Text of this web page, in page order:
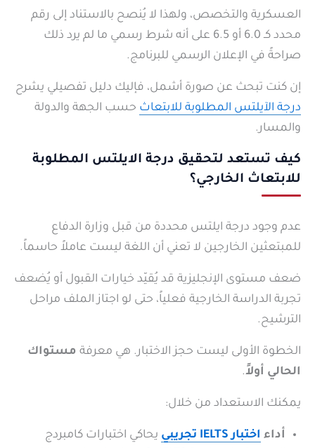
العسكرية والتخصص، ولهذا لا يُنصح بالاستناد إلى رقم
محدد كـ 6.0 أو 6.5 على أنه شرط رسمي ما لم يرد ذلك
صراحةً في الإعلان الرسمي للبرنامج.
إن كنت تبحث عن صورة أشمل، فإليك دليل تفصيلي يشرح
درجة الآيلتس المطلوبة للابتعاث حسب الجهة والدولة
والمسار.
كيف تستعد لتحقيق درجة الايلتس المطلوبة
للابتعاث الخارجي؟
عدم وجود درجة ايلتس محددة من قبل وزارة الدفاع
للمبتعثين الخارجين لا تعني أن اللغة ليست عاملاً حاسماً.
ضعف مستوى الإنجليزية قد يُقيّد خيارات القبول أو يُضعف
تجربة الدراسة الخارجية فعلياً، حتى لو اجتاز الملف مراحل
الترشيح.
الخطوة الأولى ليست حجز الاختبار. هي معرفة مستواك
الحالي أولاً.
يمكنك الاستعداد من خلال:
أداء اختبار IELTS تجريبي
يحاكي اختبارات كامبردج